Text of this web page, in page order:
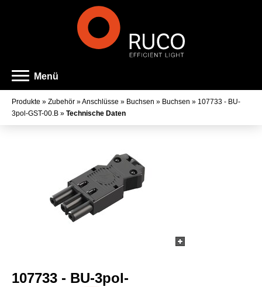
Menü
Produkte » Zubehör »Anschlüsse » Buchsen » Buchsen » 107733 - BU-
3pol-GST-00.B » Technische Daten
107733 - BU-3pol-